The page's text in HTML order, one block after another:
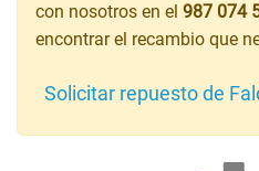
con nosotros en el 987 074
encontrar el recambio que
Solicitar repuesto de